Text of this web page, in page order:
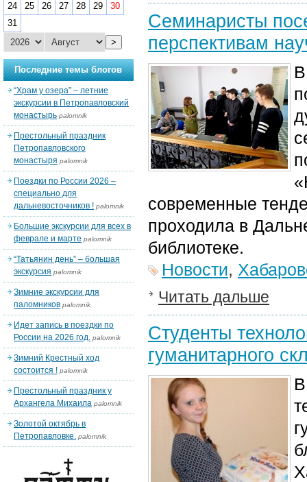
Семинаристы
перспективам
современные
проходила в
библиотеке.
Новости,
Читать дальше
Студенты
гуманитарного
24
25 26 27 28 29
30
31
>
Последние темы блогов
“Храм у озера” – летние
экскурсии в Петропавловский
монастырь palomnik
Престольный праздник
Петропавловского
монастыря palomnik
Поездки по России 2026 –
специально для
дальневосточников ! palomnik
Большие экскурсии для всех в
феврале и марте palomnik
“Татьянин день” – большая
экскурсия palomnik
Зимние экскурсии для
паломников palomnik
Идет запись в поездки по
России на 2026 год. palomnik
Зимний Крестный ход
состоится ! palomnik
Престольный праздник у
Архангела Михаила palomnik
Золотой октябрь в
Петропавловке. palomnik